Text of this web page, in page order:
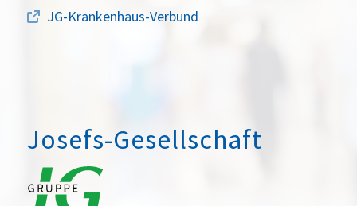
JG-Krankenhaus-Verbund
Josefs-Gesellschaft